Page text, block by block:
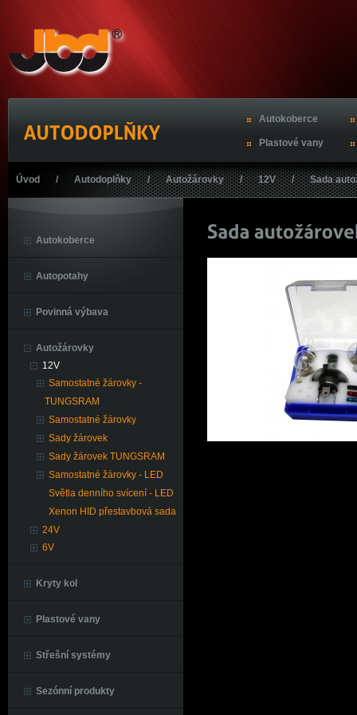
Autokoberce
Plastové vany
Úvod / Autodoplňky / Autožárovky / 12V / Sada
Autokoberce
Autopotahy
Povinná výbava
Autožárovky
12V
Samostatné žárovky -
TUNGSRAM
Samostatné žárovky
Sady žárovek
Sady žárovek TUNGSRAM
Samostatné žárovky - LED
Světla denního svícení - LED
Xenon HID přestavbová sada
24V
6V
Kryty kol
Plastové vany
Střešní systémy
Sezónní produkty